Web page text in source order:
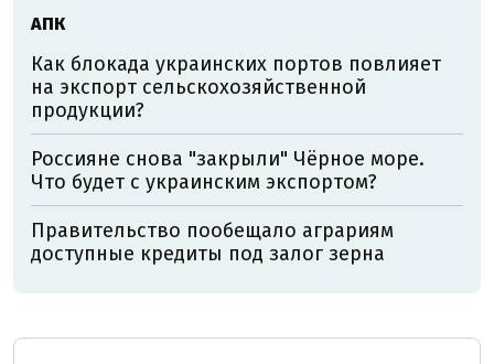
АПК
Как блокада украинских портов повлияет
на экспорт сельскохозяйственной
продукции?
Россияне снова "закрыли" Чёрное море.
Что будет с украинским экспортом?
Правительство пообещало аграриям
доступные кредиты под залог зерна